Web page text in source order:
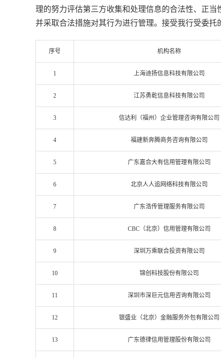
理的努力评估第三方收集和处理信息的合法性、正
并采取合法措施对其行为进行管理。接受我行受委托
序号 机构名称
1 上海迪扬信息科技有限公司
2 江苏勇乾信息科技有限公司
3 信达利（福州）企业管理咨询有限公司
4 福建新奔腾商务咨询有限公司
5 广东嘉合大有信用管理有限公司
6 北京人人追网络科技有限公司
7 广东浩传管理服务有限公司
8 CBC（北京）信用管理有限公司
9 深圳万乘联合投资有限公司
10 锦创科技股份有限公司
11 深圳市深巨元信用咨询有限公司
12 银盛业（北京）金融服务外包有限公司
13 广东德律信用管理股份有限公司